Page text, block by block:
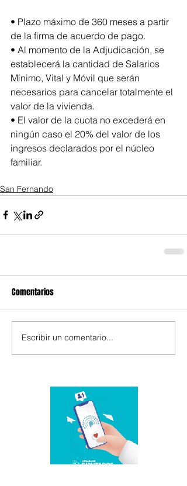
• Plazo máximo de 360 meses a partir
de la firma de acuerdo de pago.
• Al momento de la Adjudicación, se
establecerá la cantidad de Salarios
Mínimo, Vital y Móvil que serán
necesarios para cancelar totalmente el
valor de la vivienda.
• El valor de la cuota no excederá en
ningún caso el 20% del valor de los
ingresos declarados por el núcleo
familiar.
San Fernando
Comentarios
Escribir un comentario...